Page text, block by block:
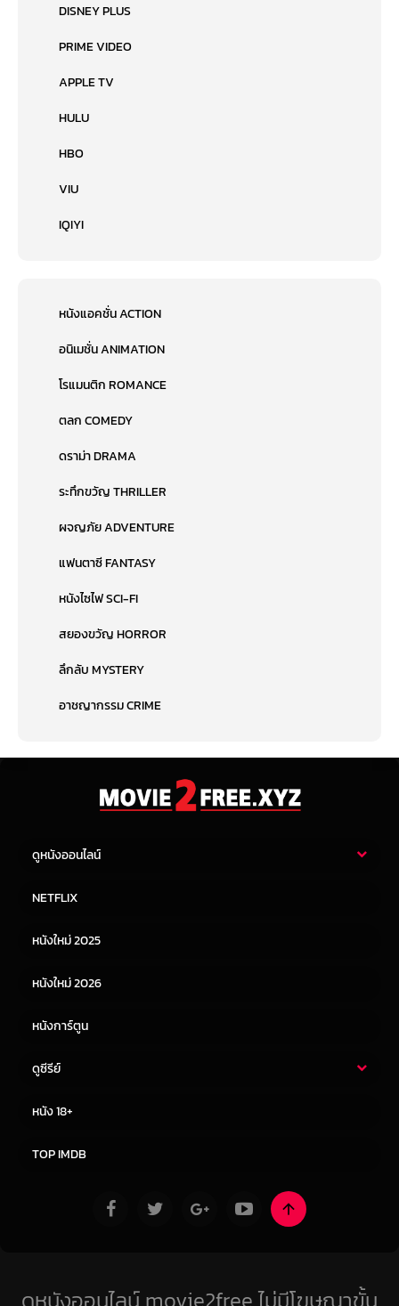
DISNEY PLUS
PRIME VIDEO
APPLE TV
HULU
HBO
VIU
IQIYI
หนังแอคชั่น ACTION
อนิเมชั่น ANIMATION
โรแมนติก ROMANCE
ตลก COMEDY
ดราม่า DRAMA
ระทึกขวัญ THRILLER
ผจญภัย ADVENTURE
แฟนตาซี FANTASY
หนังไซไฟ SCI-FI
สยองขวัญ HORROR
ลึกลับ MYSTERY
อาชญากรรม CRIME
ดูหนังออนไลน์
หนังจีน
NETFLIX
หนังใหม่ 2025
หนังใหม่ 2026
หนังการ์ตูน
ดูซีรีย์
หนัง 18+
TOP IMDB